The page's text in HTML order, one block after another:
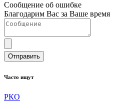
Сообщение об ошибке
Благодарим Вас за Ваше время
Отправить
Часто ищут
РКО